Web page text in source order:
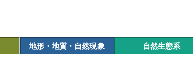
地形・地質・自然現象 自然生態系